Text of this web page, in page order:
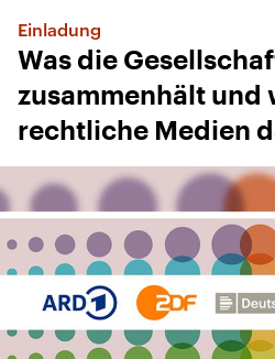
Einladung
Was die
zusammenhält und
rechtliche Medien